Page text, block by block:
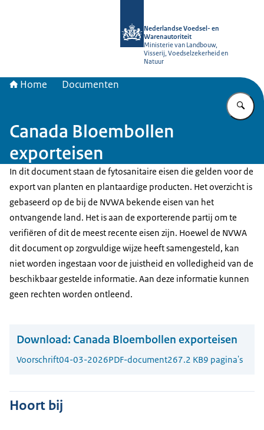
Nederlandse Voedsel- en
Warenautoriteit
Ministerie van Landbouw,
Visserij, Voedselzekerheid en
Natuur
Home Documenten
Canada Bloembollen
exporteisen
In dit document staan de fytosanitaire eisen die gelden voor de
export van planten en plantaardige producten. Het overzicht is
gebaseerd op de bij de NVWA bekende eisen van het
ontvangende land. Het is aan de exporterende partij om te
verifiëren of dit de meest recente eisen zijn. Hoewel de NVWA
dit document op zorgvuldige wijze heeft samengesteld, kan
niet worden ingestaan voor de juistheid en volledigheid van de
beschikbaar gestelde informatie. Aan deze informatie kunnen
geen rechten worden ontleend.
Download: Canada Bloembollen exporteisen
Voorschrift04-03-2026PDF-document267.2 KB9 pagina's
Hoort bij